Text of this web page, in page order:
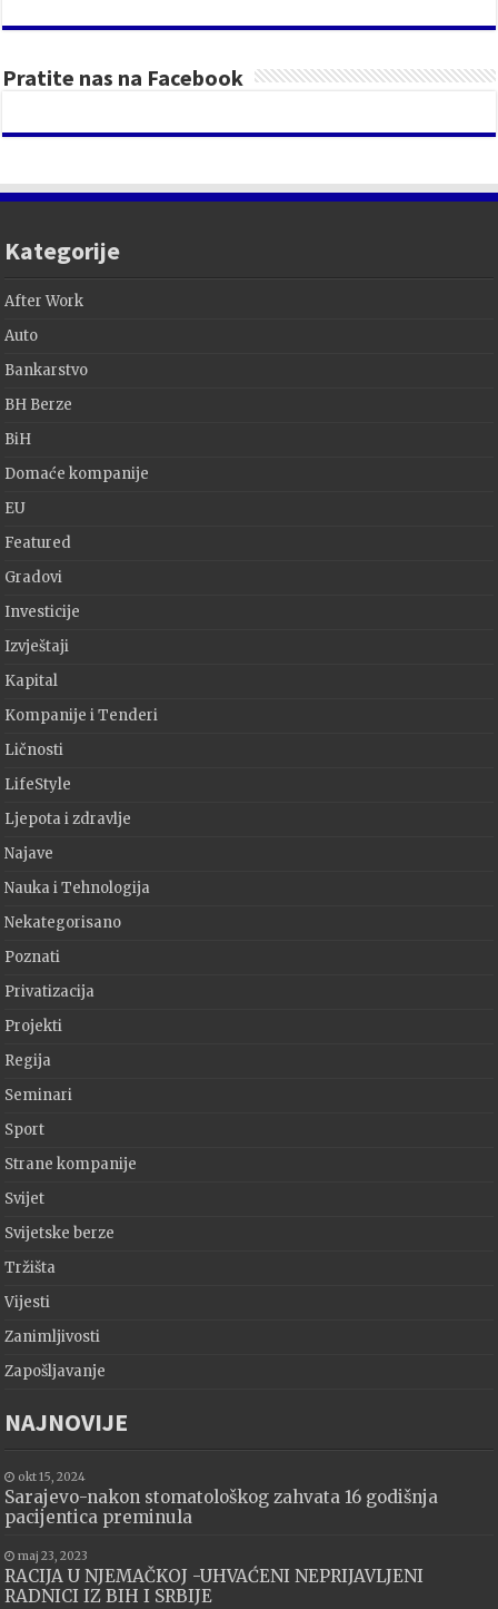
Pratite nas na Facebook
Kategorije
After Work
Auto
Bankarstvo
BH Berze
BiH
Domaće kompanije
EU
Featured
Gradovi
Investicije
Izvještaji
Kapital
Kompanije i Tenderi
Ličnosti
LifeStyle
Ljepota i zdravlje
Najave
Nauka i Tehnologija
Nekategorisano
Poznati
Privatizacija
Projekti
Regija
Seminari
Sport
Strane kompanije
Svijet
Svijetske berze
Tržišta
Vijesti
Zanimljivosti
Zapošljavanje
NAJNOVIJE
okt 15, 2024
Sarajevo-nakon stomatološkog zahvata 16 godišnja
pacijentica preminula
maj 23, 2023
RACIJA U NJEMAČKOJ -UHVAĆENI NEPRIJAVLJENI
RADNICI IZ BIH I SRBIJE